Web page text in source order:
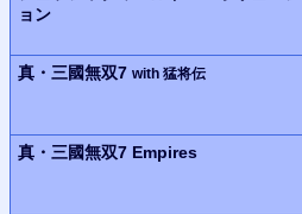
ョン
真・三國無双7 with 猛将伝
真・三國無双7 Empires